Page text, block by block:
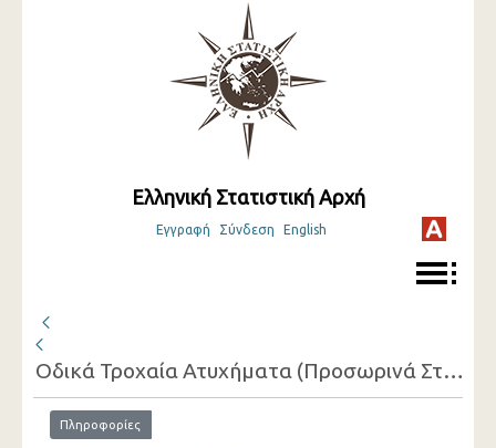
Ελληνική Στατιστική Αρχή
Εγγραφή Σύνδεση English
Οδικά Τροχαία Ατυχήματα (Προσωρινά Στοιχεία)
Πληροφορίες